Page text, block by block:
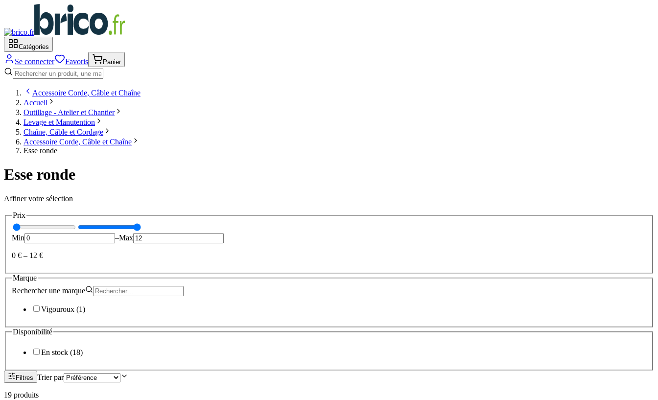
Catégories
Se connecter Favoris Panier
Accessoire Corde, Câble et Chaîne
Accueil
Outillage - Atelier et Chantier
Levage et Manutention
Chaîne, Câble et Cordage
Accessoire Corde, Câble et Chaîne
Esse ronde
Esse ronde
Affiner votre sélection
Prix
Min –Max
0 € – 12 €
Marque
Rechercher une marque
Vigouroux (1)
Disponibilité
En stock (18)
Filtres Trier par
19 produits